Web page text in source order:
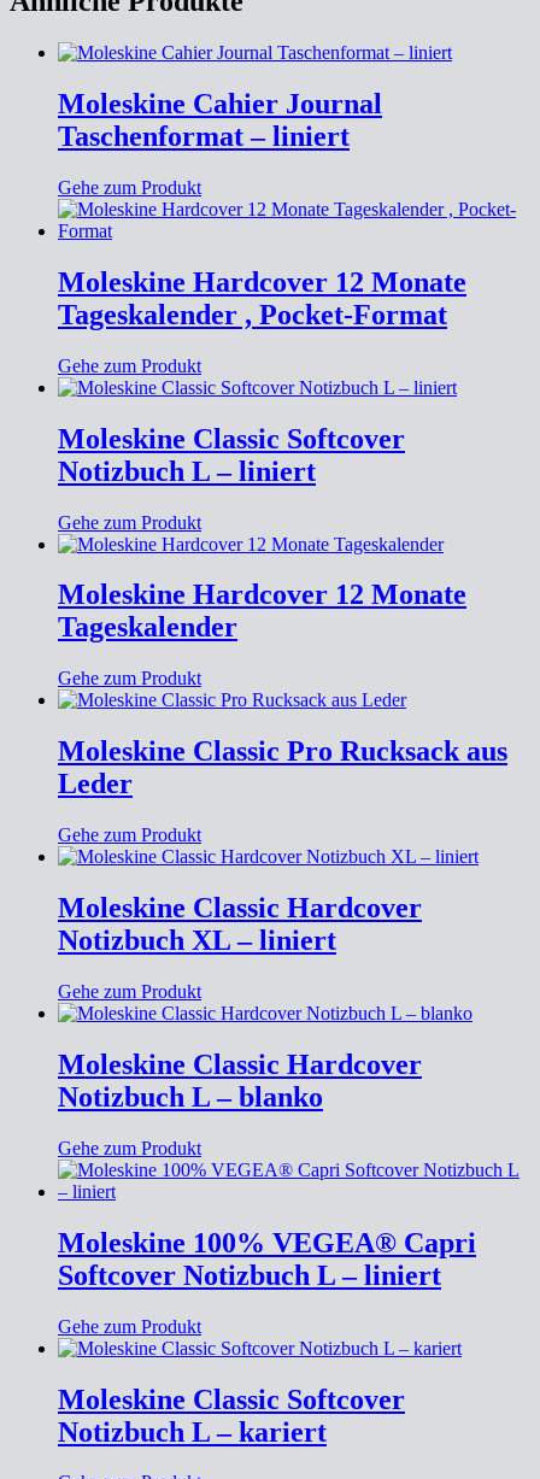
Moleskine Cahier Journal
Taschenformat – liniert
Gehe zum Produkt
Moleskine Hardcover 12 Monate
Tageskalender , Pocket-Format
Gehe zum Produkt
Moleskine Classic Softcover
Notizbuch L – liniert
Gehe zum Produkt
Moleskine Hardcover 12 Monate
Tageskalender
Gehe zum Produkt
Moleskine Classic Pro Rucksack aus
Leder
Gehe zum Produkt
Moleskine Classic Hardcover
Notizbuch XL – liniert
Gehe zum Produkt
Moleskine Classic Hardcover
Notizbuch L – blanko
Gehe zum Produkt
Moleskine 100% VEGEA® Capri
Softcover Notizbuch L – liniert
Gehe zum Produkt
Moleskine Classic Softcover
Notizbuch L – kariert